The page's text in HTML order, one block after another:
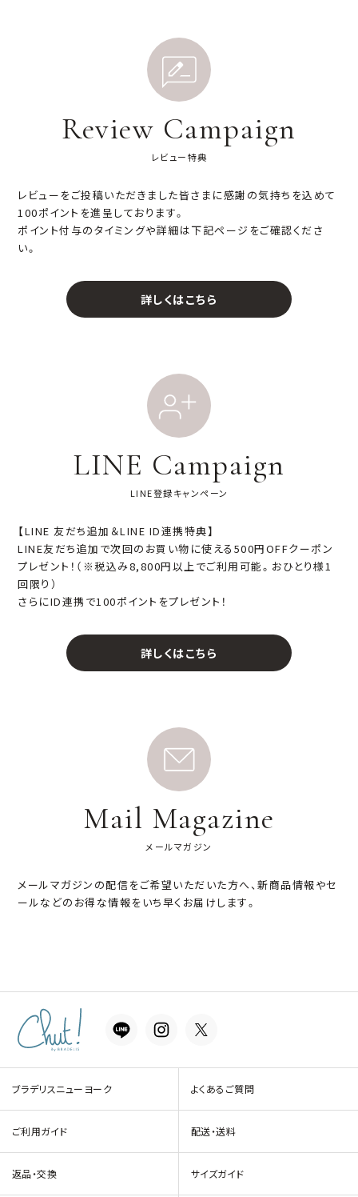
Review Campaign
レビュー特典
レビューをご投稿いただきました皆さまに感謝の気持ちを込めて
100ポイントを進呈しております。
ポイント付与のタイミングや詳細は下記ページをご確認くださ
い。
詳しくはこちら
LINE Campaign
LINE登録キャンペーン
【LINE 友だち追加＆LINE ID連携特典】
LINE友だち追加で次回のお買い物に使える500円OFFクーポン
プレゼント！（※税込み8,800円以上でご利用可能。おひとり様1
回限り）
さらにID連携で100ポイントをプレゼント！
詳しくはこちら
Mail Magazine
メールマガジン
メールマガジンの配信をご希望いただいた方へ、新商品情報やセ
ールなどのお得な情報をいち早くお届けします。
ブラデリスニューヨーク よくあるご質問
ご利用ガイド 配送・送料
返品・交換 サイズガイド